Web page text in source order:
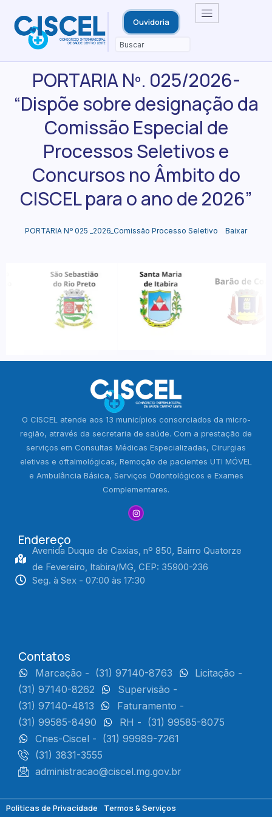
Ouvidoria
PORTARIA Nº. 025/2026-
“Dispõe sobre designação da
Comissão Especial de
Processos Seletivos e
Concursos no Âmbito do
CISCEL para o ano de 2026”
PORTARIA Nº 025 _2026_Comissão Processo Seletivo Baixar
O CISCEL atende aos 13 municípios consorciados da micro-
região, através da secretaria de saúde. Com a prestação de
serviços em Consultas Médicas Especializadas, Cirurgias
eletivas e oftalmológicas, Remoção de pacientes UTI MÓVEL
e Ambulância Básica, Serviços Odontológicos e Exames
Complementares.
Endereço
Avenida Duque de Caxias, nº 850, Bairro Quatorze
de Fevereiro, Itabira/MG, CEP: 35900-236
Seg. à Sex - 07:00 às 17:30
Contatos
Marcação - (31) 97140-8763
Licitação -
(31) 97140-8262
Supervisão -
(31) 97140-4813
Faturamento -
(31) 99585-8490
RH - (31) 99585-8075
Cnes-Ciscel - (31) 99989-7261
(31) 3831-3555
administracao@ciscel.mg.gov.br
Politicas de Privacidade Termos & Serviços